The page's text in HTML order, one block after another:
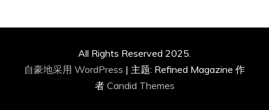
All Rights Reserved 2025.
自豪地采用 WordPress | 主题: Refined Magazine 作
者 Candid Themes